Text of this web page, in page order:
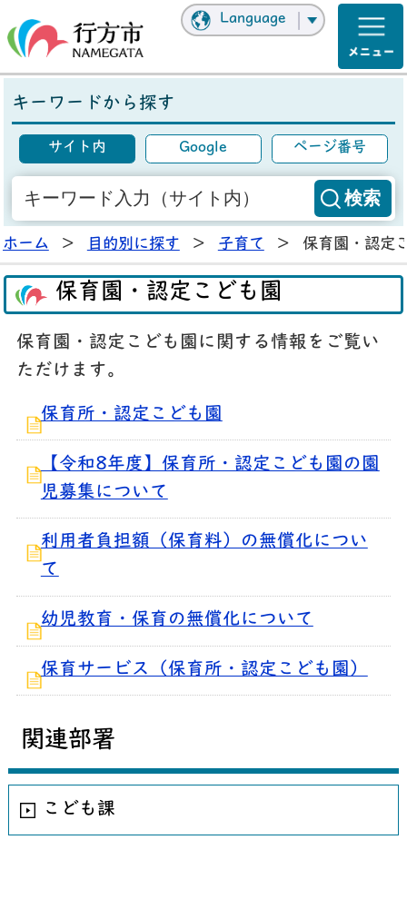
Language
キーワードから探す
サイト内 Google ページ番号
ホーム > 目的別に探す > 子育て > 保育園・認定
保育園・認定こども園
保育園・認定こども園に関する情報をご覧い
ただけます。
保育所・認定こども園
【令和8年度】保育所・認定こども園の園
児募集について
利用者負担額（保育料）の無償化につい
て
幼児教育・保育の無償化について
保育サービス（保育所・認定こども園）
関連部署
こども課